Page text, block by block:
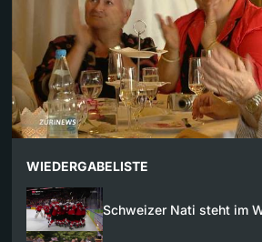
WIEDERGABELISTE
Schweizer Nati steht im